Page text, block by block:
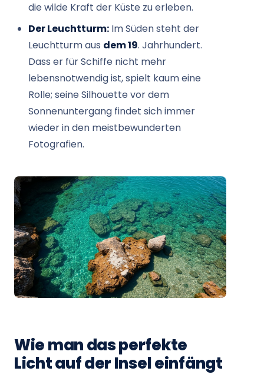
die wilde Kraft der Küste zu erleben.
Der Leuchtturm: Im Süden steht der
Leuchtturm aus dem 19. Jahrhundert.
Dass er für Schiffe nicht mehr
lebensnotwendig ist, spielt kaum eine
Rolle; seine Silhouette vor dem
Sonnenuntergang findet sich immer
wieder in den meistbewunderten
Fotografien.
Wie man das perfekte
Licht auf der Insel einfängt